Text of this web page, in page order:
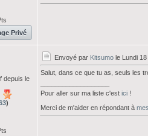
Privé
depuis le
)
Envoyé par Kitsumo le Lundi
Salut, dans ce que tu as, seuls les
Pour aller sur ma liste c'est ici !
Merci de m'aider en répondant à